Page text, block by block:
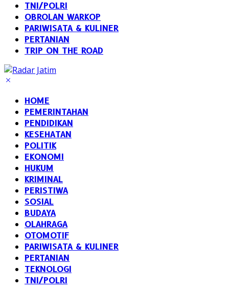
TNI/POLRI
OBROLAN WARKOP
PARIWISATA & KULINER
PERTANIAN
TRIP ON THE ROAD
HOME
PEMERINTAHAN
PENDIDIKAN
KESEHATAN
POLITIK
EKONOMI
HUKUM
KRIMINAL
PERISTIWA
SOSIAL
BUDAYA
OLAHRAGA
OTOMOTIF
PARIWISATA & KULINER
PERTANIAN
TEKNOLOGI
TNI/POLRI